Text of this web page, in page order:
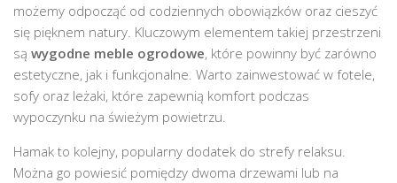
możemy odpocząć od codziennych obowiązków oraz cieszyć
się pięknem natury. Kluczowym elementem takiej przestrzeni
są wygodne meble ogrodowe, które powinny być zarówno
estetyczne, jak i funkcjonalne. Warto zainwestować w fotele,
sofy oraz leżaki, które zapewnią komfort podczas
wypoczynku na świeżym powietrzu.
Hamak to kolejny, popularny dodatek do strefy relaksu.
Można go powiesić pomiędzy dwoma drzewami lub na